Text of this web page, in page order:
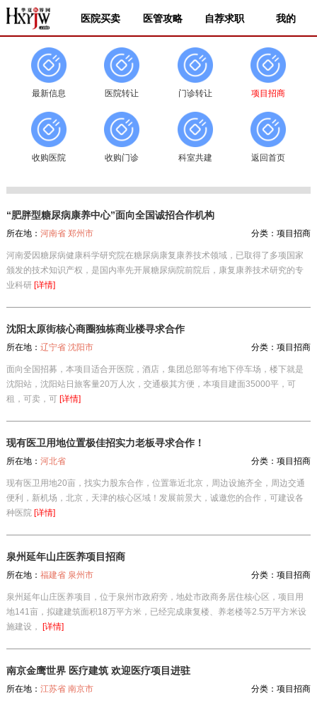
医院买卖 医管攻略 自荐求职 我的
最新信息 医院转让 门诊转让 项目招商
收购医院 收购门诊 科室共建 返回首页
“肥胖型糖尿病康养中心”面向全国诚招合作机构
所在地： 河南省 郑州市 分类：项目招商
河南爱因糖尿病健康科学研究院在糖尿病康复康养技术领域，已取得了多项国家
颁发的技术知识产权，是国内率先开展糖尿病院前院后，康复康养技术研究的专
业科研 [详情]
沈阳太原街核心商圈独栋商业楼寻求合作
所在地： 辽宁省 沈阳市 分类：项目招商
面向全国招募，本项目适合开医院，酒店，集团总部等有地下停车场，楼下就是
沈阳站，沈阳站日旅客量20万人次，交通极其方便，本项目建面35000平，可
租，可卖，可 [详情]
现有医卫用地位置极佳招实力老板寻求合作！
所在地： 河北省 分类：项目招商
现有医卫用地20亩，找实力股东合作，位置靠近北京，周边设施齐全，周边交通
便利，新机场，北京，天津的核心区域！发展前景大，诚邀您的合作，可建设各
种医院 [详情]
泉州延年山庄医养项目招商
所在地： 福建省 泉州市 分类：项目招商
泉州延年山庄医养项目，位于泉州市政府旁，地处市政商务居住核心区，项目用
地141亩，拟建建筑面积18万平方米，已经完成康复楼、养老楼等2.5万平方米设
施建设，
[详情]
南京金鹰世界 医疗建筑 欢迎医疗项目进驻
所在地： 江苏省 南京市 分类：项目招商